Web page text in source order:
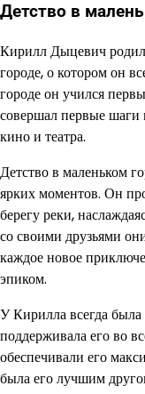
Детство в
Кирилл Дыцевич
городе, о котором он
городе он учился
совершал первые шаги
кино и театра.
Детство в маленьком
ярких моментов. Он
берегу реки,
со своими друзьями
каждое новое
эпиком.
У Кирилла всегда была
поддерживала его во
обеспечивали его
была его лучшим